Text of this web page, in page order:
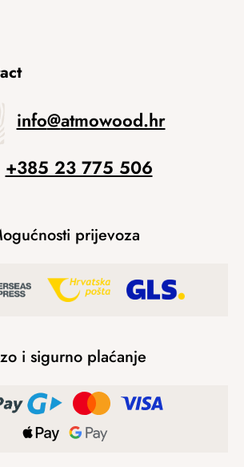
info@atmowood.hr
+385 23 775 506
prijevoza
i sigurno plaćanje